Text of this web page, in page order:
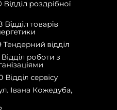
роздрібної
товарів
Тендерний відділ
роботи з
сервісу
Івана Кожедуба,